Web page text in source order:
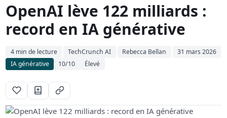
OpenAI lève 122 milliards :
record en IA générative
4 min de lecture · TechCrunch AI · Rebecca Bellan ·
31 mars 2026
IA générative
10/10 Élevé